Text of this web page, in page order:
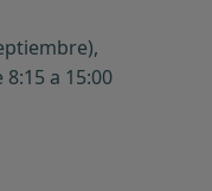
a 15:00